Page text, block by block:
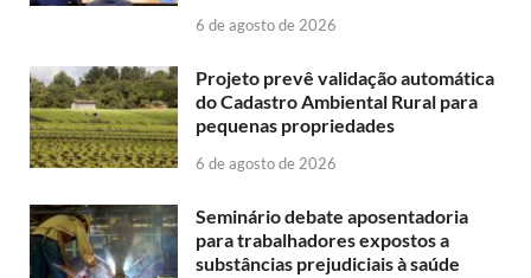
6 de agosto de 2026
Projeto prevê validação automática
do Cadastro Ambiental Rural para
pequenas propriedades
6 de agosto de 2026
Seminário debate aposentadoria
para trabalhadores expostos a
substâncias prejudiciais à saúde